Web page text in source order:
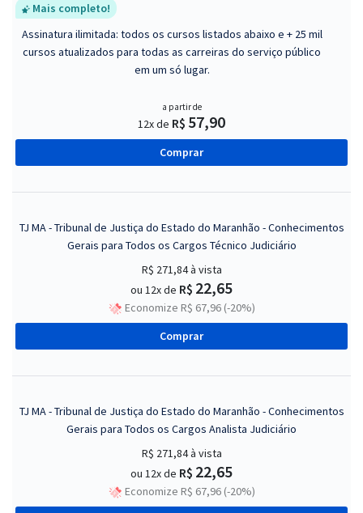
Mais completo!
Assinatura ilimitada: todos os cursos listados abaixo e + 25 mil
cursos atualizados para todas as carreiras do serviço público
em um só lugar.
a partir de
12x de R$ 57,90
Comprar
TJ MA - Tribunal de Justiça do Estado do Maranhão - Conhecimentos
Gerais para Todos os Cargos Técnico Judiciário
R$ 271,84à vista
ou 12x de R$ 22,65
Economize R$ 67,96 (-20%)
Comprar
TJ MA - Tribunal de Justiça do Estado do Maranhão - Conhecimentos
Gerais para Todos os Cargos Analista Judiciário
R$ 271,84à vista
ou 12x de R$ 22,65
Economize R$ 67,96 (-20%)